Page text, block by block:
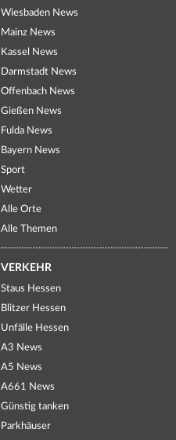
Wiesbaden News
Mainz News
Kassel News
Darmstadt News
Offenbach News
Gießen News
Fulda News
Bayern News
Sport
Wetter
Alle Orte
Alle Themen
VERKEHR
Staus Hessen
Blitzer Hessen
Unfälle Hessen
A3 News
A5 News
A661 News
Günstig tanken
Parkhäuser